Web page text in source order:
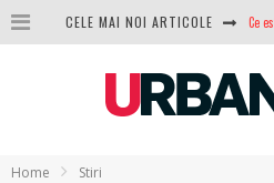
CELE MAI NOI ARTICOLE
Home Stiri